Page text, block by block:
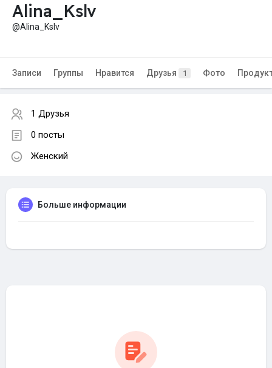
Alina_Kslv
@Alina_Kslv
Записи Группы Нравится Друзья 1 Фото
1 Друзья
0 посты
Женский
Больше информации